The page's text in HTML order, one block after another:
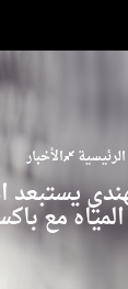
الرئيسية الأخبار
مع